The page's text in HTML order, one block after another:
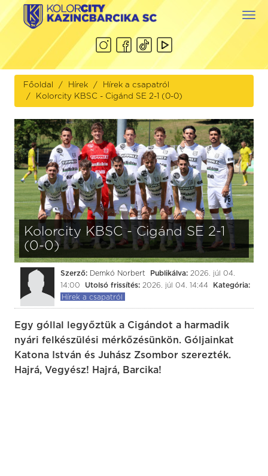
Főoldal Hírek
Hírek a csapatról
Kolorcity KBSC - Cigánd SE 2-1 (0-0)
Kolorcity KBSC - Cigánd SE 2-1
(0-0)
Szerző: Demkó Norbert Publikálva: 2026. júl 04.
14:00
Utolsó frissítés: 2026. júl 04. 14:44
Kategória:
Hírek a csapatról
Egy góllal legyőztük a Cigándot a harmadik
nyári felkészülési mérkőzésünkön. Góljainkat
Katona István és Juhász Zsombor szerezték.
Hajrá, Vegyész! Hajrá, Barcika!